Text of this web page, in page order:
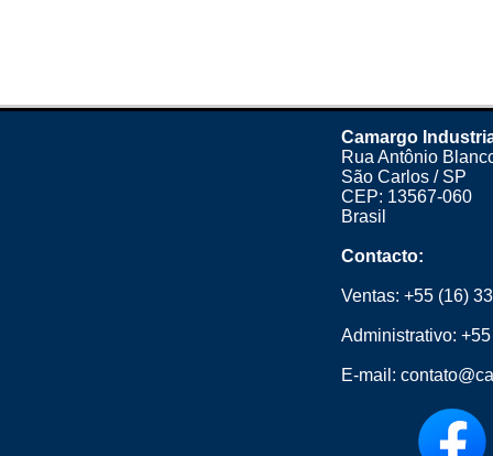
Camargo
Rua Antônio
São Carlos / SP
CEP: 13567-060
Brasil
Contacto:
Ventas: +55 (16)
Administrativo:
E-mail: